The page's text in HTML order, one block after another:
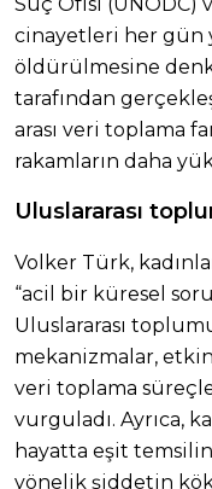
cinayetleri her gün
öldürülmesine denk
tarafından
arası veri toplama
rakamların daha
Uluslararası
Volker Türk,
“acil bir küresel
Uluslararası
mekanizmalar,
veri toplama
vurguladı. Ayrıca,
hayatta eşit
yönelik şiddetin